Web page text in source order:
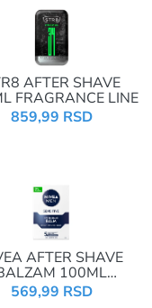
AFTER SHAVE
FRAGRANCE LINE
859,99 RSD
AFTER SHAVE
100ML
SENSITIVE 81306
569,99 RSD